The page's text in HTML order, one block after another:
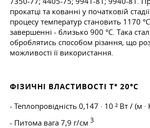
прокатці та кованні у початковій
процесу температур становить 1170
завершенні - близько 900 °C. Така
оброблятись способом різання, що
можливості її використання.
ФІЗИЧНІ ВЛАСТИВОСТІ T° 20°С
- Теплопровідність 0,147 · 10 ² Вт / (м ·
- Питома вага 7,9 г/см 3